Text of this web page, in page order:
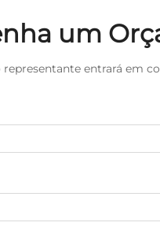
um
representante entrará em